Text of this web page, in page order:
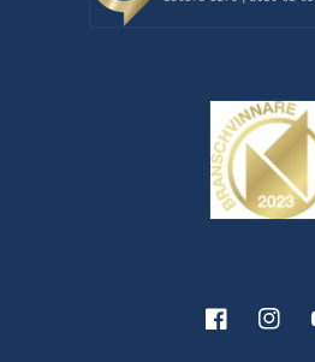
Facebook